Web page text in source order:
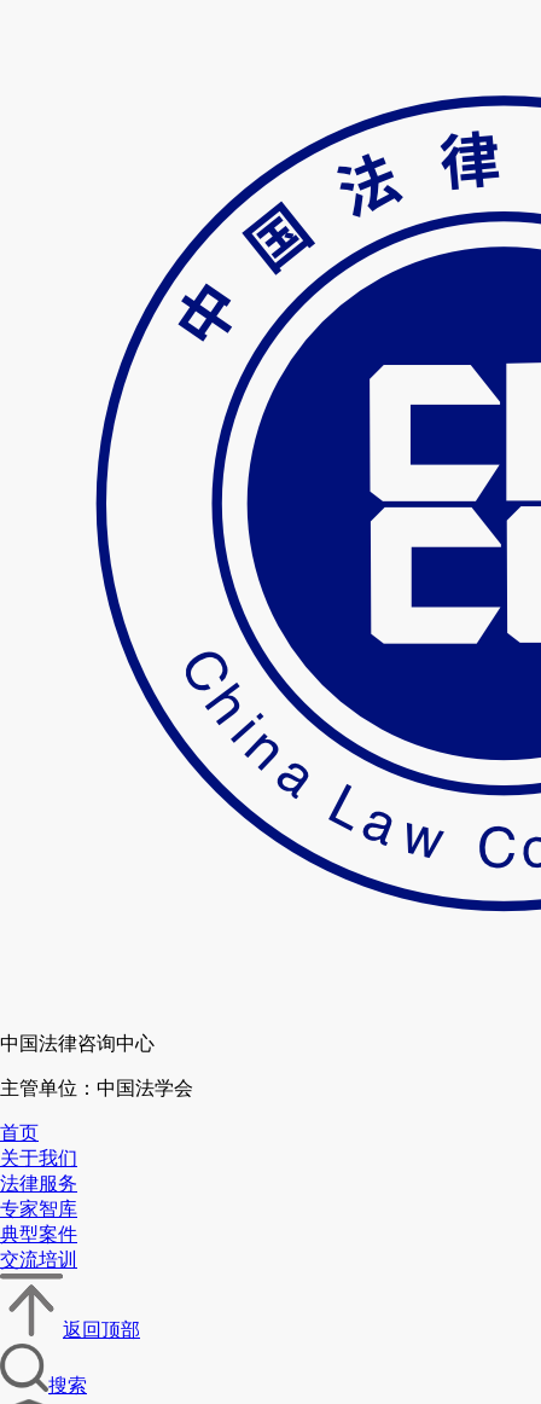
中国法律咨询中心
主管单位：中国法学会
首页
关于我们
法律服务
专家智库
典型案件
交流培训
返回顶部
搜索